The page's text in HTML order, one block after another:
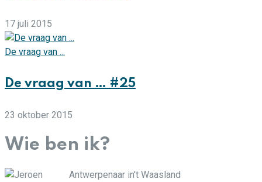
17 juli 2015
De vraag van ...
De vraag van … #25
23 oktober 2015
Wie ben ik?
Antwerpenaar in't Waasland